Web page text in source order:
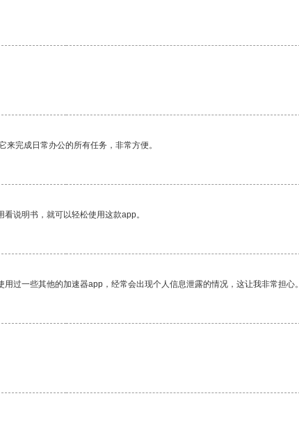
完成日常办公的所有任务，非常方便。
说明书，就可以轻松使用这款app。
过一些其他的加速器app，经常会出现个人信息泄露的情况，这让我非常担心。